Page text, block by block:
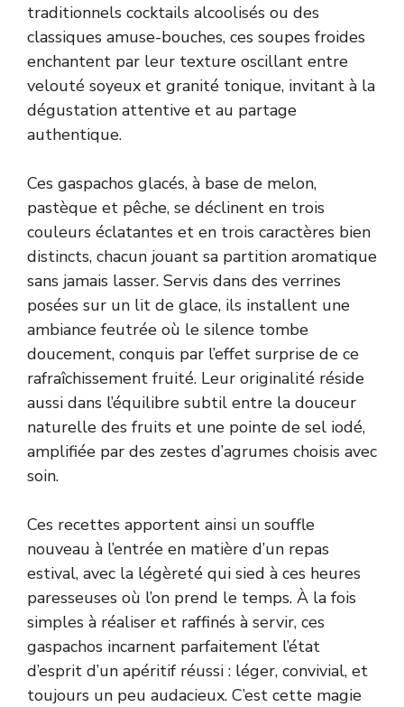
traditionnels cocktails alcoolisés ou des
classiques amuse-bouches, ces soupes froides
enchantent par leur texture oscillant entre
velouté soyeux et granité tonique, invitant à la
dégustation attentive et au partage
authentique.
Ces gaspachos glacés, à base de melon,
pastèque et pêche, se déclinent en trois
couleurs éclatantes et en trois caractères bien
distincts, chacun jouant sa partition aromatique
sans jamais lasser. Servis dans des verrines
posées sur un lit de glace, ils installent une
ambiance feutrée où le silence tombe
doucement, conquis par l’effet surprise de ce
rafraîchissement fruité. Leur originalité réside
aussi dans l’équilibre subtil entre la douceur
naturelle des fruits et une pointe de sel iodé,
amplifiée par des zestes d’agrumes choisis avec
soin.
Ces recettes apportent ainsi un souffle
nouveau à l’entrée en matière d’un repas
estival, avec la légèreté qui sied à ces heures
paresseuses où l’on prend le temps. À la fois
simples à réaliser et raffinés à servir, ces
gaspachos incarnent parfaitement l’état
d’esprit d’un apéritif réussi : léger, convivial, et
toujours un peu audacieux. C’est cette magie